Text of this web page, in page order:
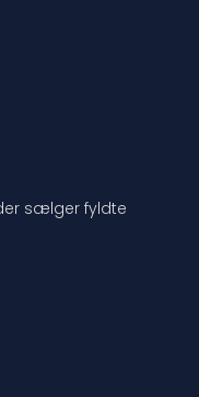
sælger fyldte